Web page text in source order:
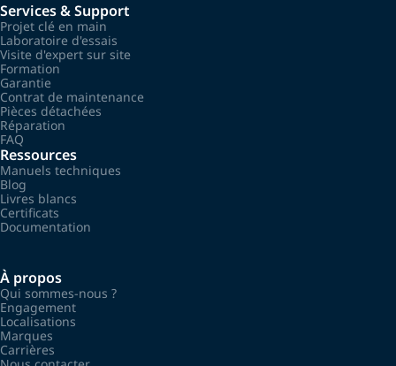
Services & Support
Projet clé en main
Laboratoire d'essais
Visite d'expert sur site
Formation
Garantie
Contrat de maintenance
Pièces détachées
Réparation
FAQ
Ressources
Manuels techniques
Blog
Livres blancs
Certificats
Documentation
À propos
Qui sommes-nous ?
Engagement
Localisations
Marques
Carrières